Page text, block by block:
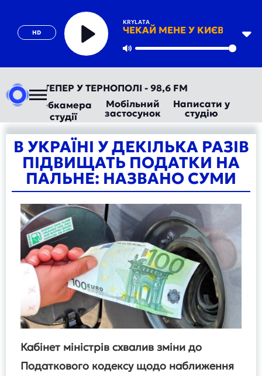
HD
KRYLATA
ЧЕКАЙ МЕНЕ У КИЄВІ
Play
ТЕПЕР У ТЕРНОПОЛІ - 98,6 FM
Вебкамера
студії
Мобільний
застосунок
Написати у
студію
В УКРАЇНІ У ДЕКІЛЬКА РАЗІВ
ПІДВИЩАТЬ ПОДАТКИ НА
ПАЛЬНЕ: НАЗВАНО СУМИ
Кабінет міністрів схвалив зміни до
Податкового кодексу щодо наближення